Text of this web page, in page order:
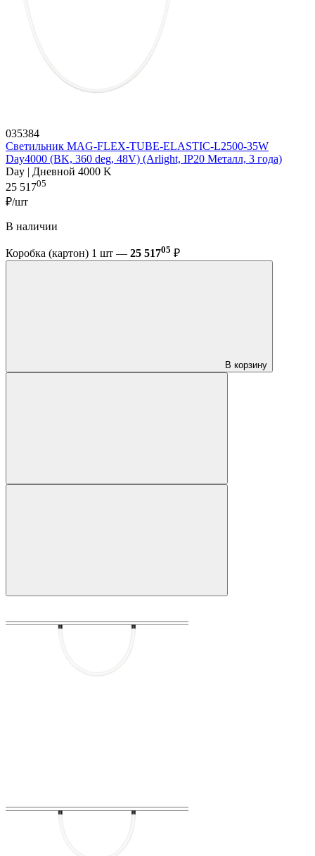
035384
Светильник MAG-FLEX-TUBE-ELASTIC-L2500-35W
Day4000 (BK, 360 deg, 48V) (Arlight, IP20 Металл, 3 года)
Day | Дневной 4000 K
25 51705
₽/шт
В наличии
Коробка (картон) 1 шт — 25 51705 ₽
В корзину